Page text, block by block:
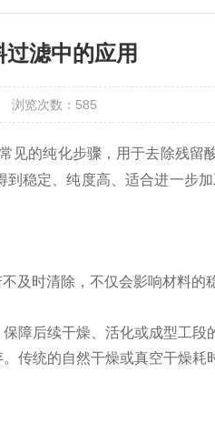
滤中的应用
浏览次数： 585
的纯化步骤，用于去除残留
到稳定、纯度高、适合进一步
及时清除，不仅会影响材料
障后续干燥、活化或成型工段
传统的自然干燥或真空干燥